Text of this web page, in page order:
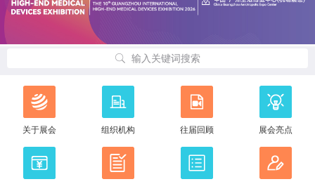
输入关键词搜索
关于展会 组织机构 往届回顾 展会亮点